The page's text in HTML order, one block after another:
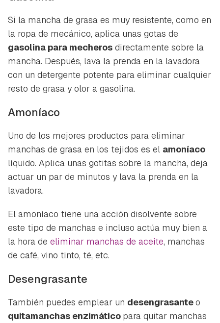
Si la mancha de grasa es muy resistente, como en
la ropa de mecánico, aplica unas gotas de
gasolina para mecheros directamente sobre la
mancha. Después, lava la prenda en la lavadora
con un detergente potente para eliminar cualquier
resto de grasa y olor a gasolina.
Amoníaco
Uno de los mejores productos para eliminar
manchas de grasa en los tejidos es el amoníaco
líquido. Aplica unas gotitas sobre la mancha, deja
actuar un par de minutos y lava la prenda en la
lavadora.
El amoníaco tiene una acción disolvente sobre
este tipo de manchas e incluso actúa muy bien a
la hora de eliminar manchas de aceite, manchas
de café, vino tinto, té, etc.
Desengrasante
También puedes emplear un desengrasanteo
quitamanchas enzimático para quitar manchas